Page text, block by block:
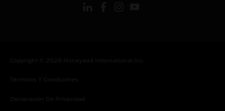
Copyright © 2026 Honeywell International Inc.
Términos Y Condiciones
Declaración De Privacidad